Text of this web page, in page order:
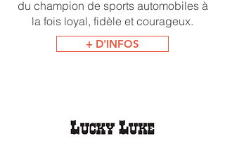
du champion de sports automobiles à
la fois loyal, fidèle et courageux.
+ D'INFOS